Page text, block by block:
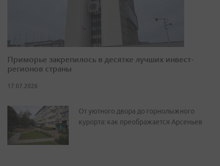
Приморье закрепилось в десятке лучших инвест-
регионов страны
17.07.2026
От уютного двора до горнолыжного
курорта: как преображается Арсеньев